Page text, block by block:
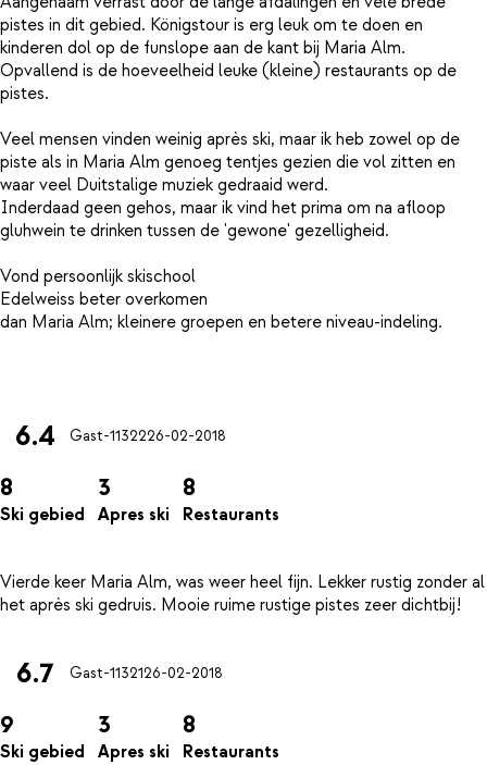
pistes in dit gebied. Königstour is erg leuk om te doen en
kinderen dol op de funslope aan de kant bij Maria Alm.
Opvallend is de hoeveelheid leuke (kleine) restaurants op de
pistes.
Veel mensen vinden weinig après ski, maar ik heb zowel op de
piste als in Maria Alm genoeg tentjes gezien die vol zitten en
waar veel Duitstalige muziek gedraaid werd.
Inderdaad geen gehos, maar ik vind het prima om na afloop
gluhwein te drinken tussen de 'gewone' gezelligheid.
Vond persoonlijk skischool
Edelweiss beter overkomen
dan Maria Alm; kleinere groepen en betere niveau-indeling.
6.4 Gast-1132226-02-2018
8
Ski gebied
3
Apres ski
8
Restaurants
Vierde keer Maria Alm, was weer heel fijn. Lekker rustig zonder al
6.7 Gast-1132126-02-2018
9
Ski gebied
3
Apres ski
8
Restaurants